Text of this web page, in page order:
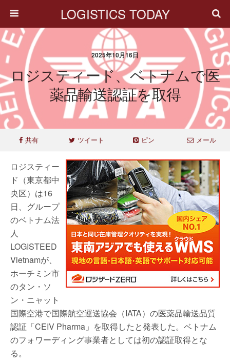
LOGISTICS TODAY
2025年10月16日
ロジスティード、ベトナムで医
薬品輸送認証を取得
共有 ツイート ピン メール
ロジスティー
ド（東京都中
央区）は16
日、グループ
のベトナム法
人
LOGISTEED
Vietnamが、
ホーチミン市
のタン・ソ
ン・ニャット
国際空港で国際航空運送協会（IATA）の医薬品輸送品質
認証「CEIV Pharma」を取得したと発表した。ベトナム
のフォワーディング事業者としては初の認証取得とな
る。